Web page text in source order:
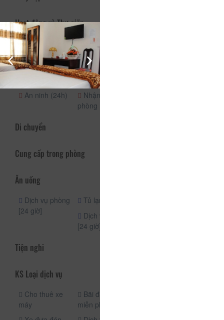
Hoạt động và Thư giãn
Được tham gia
Vòi hoa sen Vòi hoa sen
An ninh (24h)
Nhận/trả
phòng (riêng)
Di chuyển
Cung cấp trong phòng
Ăn uống
Dịch vụ phòng
[24 giờ]
Tủ lạnh
Dịch vụ phòng
[24 giờ]
Tiện nghi
KS Loại dịch vụ
Cho thuê xe
máy
Bãi đậu xe
miễn phí